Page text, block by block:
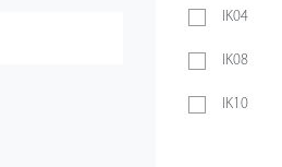
IK04
IK08
IK10